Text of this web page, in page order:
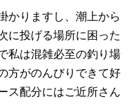
かりますし、潮上から
に投げる場所に困った
私は混雑必至の釣り場
方がのんびりできて好
ス配分にはご近所さん